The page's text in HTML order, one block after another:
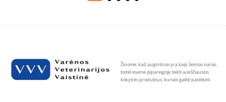
Žinome, kad augintiniai yra kaip šeimos nariai,
todėl esame įsipareigoję tiekti aukščiausios
kokybės produktus, kuriais galite pasitikėti.